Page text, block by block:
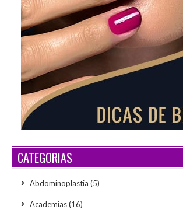
CATEGORIAS
Abdominoplastia (5)
Academias(16)